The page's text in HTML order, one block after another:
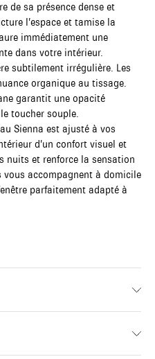
de sa présence dense et
l’espace et tamise la
immédiatement une
dans votre intérieur.
subtilement irrégulière. Les
organique au tissage.
garantit une opacité
toucher souple.
Sienna est ajusté à vos
d’un confort visuel et
nuits et renforce la sensation
vous accompagnent à domicile
parfaitement adapté à